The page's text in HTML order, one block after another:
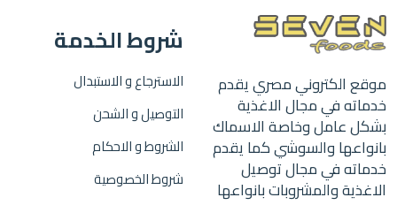
موقع الكتروني مصري يقدم
خدماته في مجال الاغذية
بشكل عامل وخاصة الاسماك
بانواعها والسوشي كما يقدم
خدماته في مجال توصيل
الاغذية والمشروبات بانواعها
شروط الخدمة
الاسترجاع و الاستبدال
التوصيل و الشحن
الشروط و الاحكام
شروط الخصوصية